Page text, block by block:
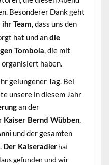
Besonderer Dank geht
Team, dass uns den
hat und an die
Tombola, die mit
haben.
gelungener Tag. Bei
unsere in diesem Jahr
an der
Kaiser Bernd Wübben,
und der gesamten
Der Kaiseradl erhat
gefunden und wir